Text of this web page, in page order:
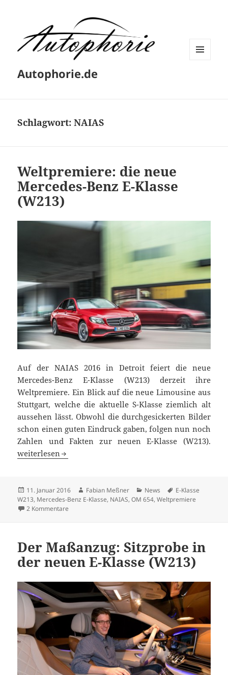
Autophorie.de
Schlagwort:NAIAS
Weltpremiere: die neue
Mercedes-Benz E-Klasse
(W213)
Auf der NAIAS 2016 in Detroit feiert die neue
Mercedes-Benz E-Klasse (W213) derzeit ihre
Weltpremiere. Ein Blick auf die neue Limousine aus
Stuttgart, welche die aktuelle S-Klasse ziemlich alt
aussehen lässt. Obwohl die durchgesickerten Bilder
schon einen guten Eindruck gaben, folgen nun noch
Zahlen und Fakten zur neuen E-Klasse (W213).
Weltpremiere: die neue Mercedes-Benz E-Klasse (W213)
weiterlesen
Veröffentlicht
am
11. Januar 2016 Autor
Fabian Meßner Kategorien
News Schlagwörter
E-Klasse
W213, Mercedes-Benz E-Klasse, NAIAS,OM 654,Weltpremiere
2 Kommentare
Der Maßanzug: Sitzprobe in
der neuen E-Klasse (W213)